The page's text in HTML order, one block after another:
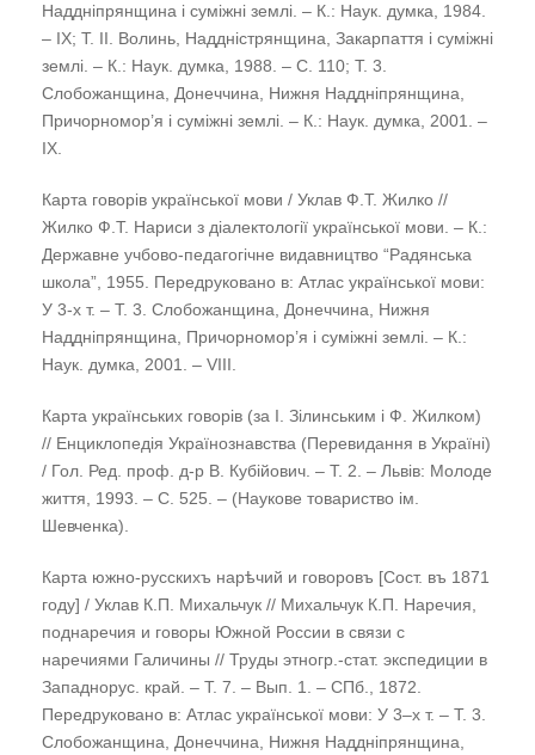
Наддніпрянщина і суміжні землі. – К.: Наук. думка, 1984.
– ІХ; Т. ІІ. Волинь, Наддністрянщина, Закарпаття і суміжні
землі. – К.: Наук. думка, 1988. – С. 110; Т. 3.
Слобожанщина, Донеччина, Нижня Наддніпрянщина,
Причорномор’я і суміжні землі. – К.: Наук. думка, 2001. –
ІХ.
Карта говорів української мови / Уклав Ф.Т. Жилко //
Жилко Ф.Т. Нариси з діалектології української мови. – К.:
Державне учбово-педагогічне видавництво “Радянська
школа”, 1955. Передруковано в: Атлас української мови:
У 3-х т. – Т. 3. Слобожанщина, Донеччина, Нижня
Наддніпрянщина, Причорномор’я і суміжні землі. – К.:
Наук. думка, 2001. – VIII.
Карта українських говорів (за І. Зілинським і Ф. Жилком)
// Енциклопедія Українознавства (Перевидання в Україні)
/ Гол. Ред. проф. д-р В. Кубійович. – Т. 2. – Львів: Молоде
життя, 1993. – С. 525. – (Наукове товариство ім.
Шевченка).
Карта южно-русскихъ нарѣчий и говоровъ [Сост. въ 1871
году] / Уклав К.П. Михальчук // Михальчук К.П. Наречия,
поднаречия и говоры Южной России в связи c
наречиями Галичины // Труды этногр.-стат. экспедиции в
Западнорус. край. – Т. 7. – Вып. 1. – СПб., 1872.
Передруковано в: Атлас української мови: У 3–х т. – Т. 3.
Слобожанщина, Донеччина, Нижня Наддніпрянщина,